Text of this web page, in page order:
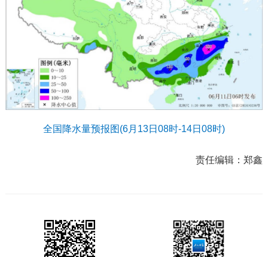
全国降水量预报图(6月13日08时-14日08时)
责任编辑：郑鑫